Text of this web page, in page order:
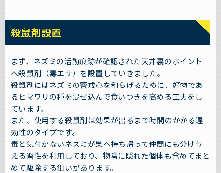
殺鼠剤設置
まず、ネズミの活動痕跡が確認された天井裏のポイント
へ殺鼠剤（毒エサ）を設置していきました。
殺鼠剤にはネズミの警戒心を和らげるために、好物であ
るヒマワリの種を混ぜ込んで食いつきを高める工夫をし
ています。
また、使用する殺鼠剤は効果が出るまで時間のかかる遅
効性のタイプです。
毒と気付かないネズミが巣へ持ち帰って仲間にも分け与
える習性を利用しており、物陰に隠れた個体も含めてまと
めて駆除する狙いがあります。